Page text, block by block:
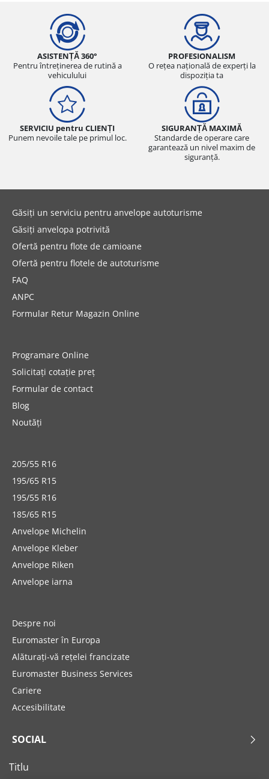
ASISTENȚĂ 360°
Pentru întreținerea de rutină a
vehiculului
PROFESIONALISM
O rețea națională de experți la
dispoziția ta
SERVICIU pentru CLIENȚI
Punem nevoile tale pe primul loc.
SIGURANȚĂ MAXIMĂ
Standarde de operare care
garantează un nivel maxim de
siguranță.
Găsiți un serviciu pentru anvelope autoturisme
Găsiți anvelopa potrivită
Ofertă pentru flote de camioane
Ofertă pentru flotele de autoturisme
FAQ
ANPC
Formular Retur Magazin Online
Programare Online
Solicitați cotație preț
Formular de contact
Blog
Noutăți
205/55 R16
195/65 R15
195/55 R16
185/65 R15
Anvelope Michelin
Anvelope Kleber
Anvelope Riken
Anvelope iarna
Despre noi
Euromaster în Europa
Alăturați-vă rețelei francizate
Euromaster Business Services
Cariere
Accesibilitate
SOCIAL
Titlu